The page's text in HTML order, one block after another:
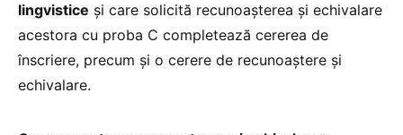
lingvistice și care solicită recunoașterea și echivalare
acestora cu proba C completează cererea de
înscriere, precum și o cerere de recunoaștere și
echivalare.